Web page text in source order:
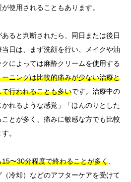
使用されることもあります。
ると判断されたら、同日または後日
日は、まず洗顔を行い、メイクや油
によっては麻酔クリームを使用する
ーニングは比較的痛みが少ない治療と
行われることも多いです。治療中の
れるような感覚」「ほんのりとした
とが多く、痛みに敏感な方でも比較
。
〜30分程度で終わることが多く
冷却）などのアフターケアを受けて